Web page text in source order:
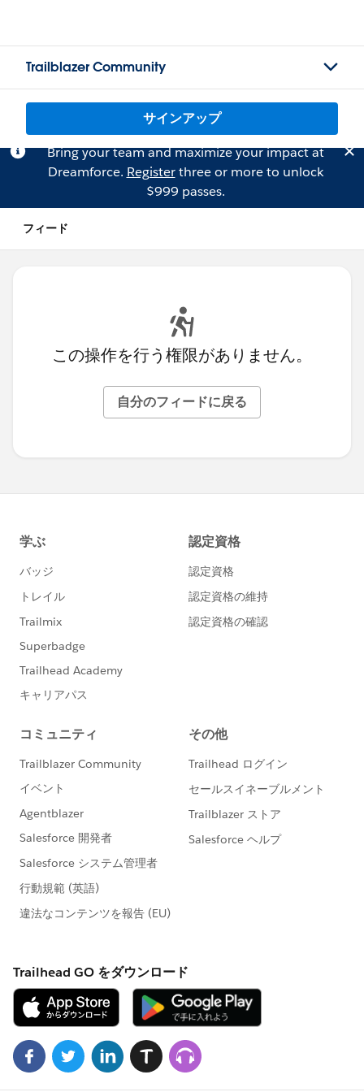
Trailblazer Community
サインアップ
Bring your team and maximize your impact at
Dreamforce. Registerthree or more to unlock
$999 passes.
フィード
この操作を行う権限がありません。
自分のフィードに戻る